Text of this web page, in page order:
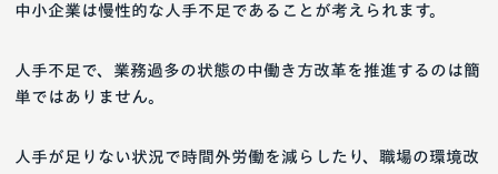
中小企業は慢性的な人手不足であることが考えられます。
人手不足で、業務過多の状態の中働き方改革を推進するのは簡
単ではありません。
人手が足りない状況で時間外労働を減らしたり、職場の環境改